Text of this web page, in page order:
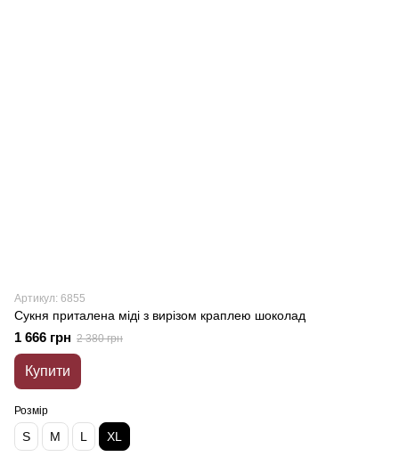
Артикул: 6855
Сукня приталена міді з вирізом краплею шоколад
1 666 грн 2 380 грн
Купити
Розмір
S M L XL